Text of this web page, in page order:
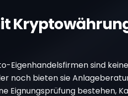
Eigenhandelsfirmen sind keine
noch bieten sie
Eignungsprüfung bestehen,